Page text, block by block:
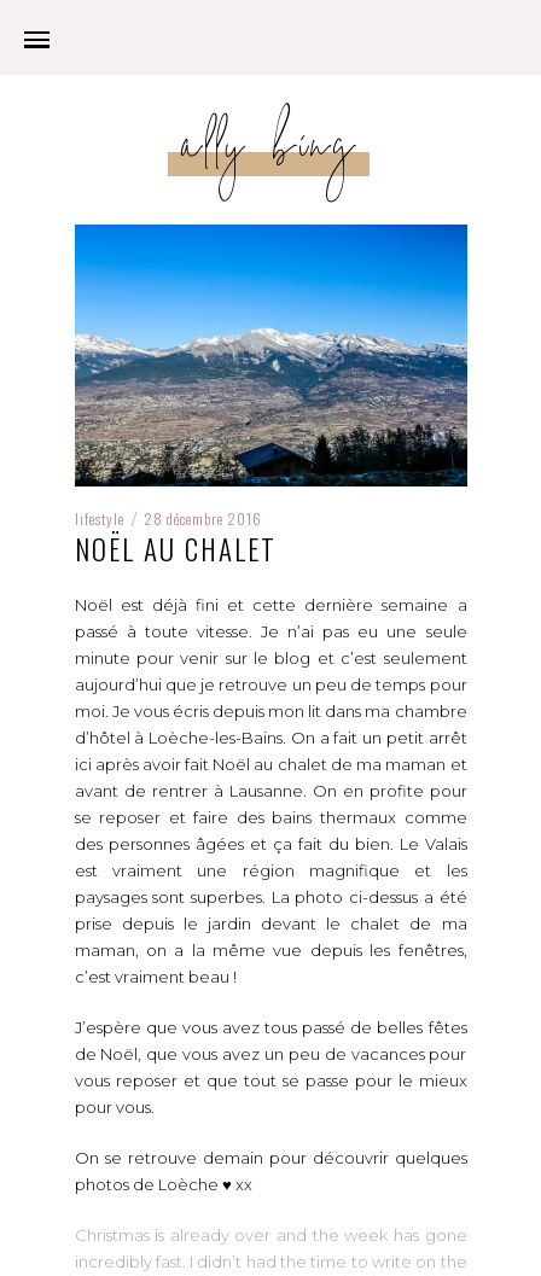
ally bing
lifestyle / 28 décembre 2016
NOËL AU CHALET
Noël est déjà fini et cette dernière semaine a
passé à toute vitesse. Je n’ai pas eu une seule
minute pour venir sur le blog et c’est seulement
aujourd’hui que je retrouve un peu de temps pour
moi. Je vous écris depuis mon lit dans ma chambre
d’hôtel à Loèche-les-Bains. On a fait un petit arrêt
ici après avoir fait Noël au chalet de ma maman et
avant de rentrer à Lausanne. On en profite pour
se reposer et faire des bains thermaux comme
des personnes âgées et ça fait du bien. Le Valais
est vraiment une région magnifique et les
paysages sont superbes. La photo ci-dessus a été
prise depuis le jardin devant le chalet de ma
maman, on a la même vue depuis les fenêtres,
c’est vraiment beau !
J’espère que vous avez tous passé de belles fêtes
de Noël, que vous avez un peu de vacances pour
vous reposer et que tout se passe pour le mieux
pour vous.
On se retrouve demain pour découvrir quelques
photos de Loèche ♥ xx
Christmas is already over and the week has gone
incredibly fast. I didn’t had the time to write on the